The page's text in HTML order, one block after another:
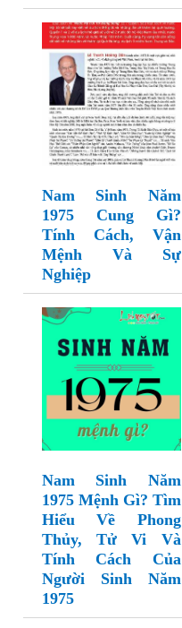
Nam Sinh Năm
1975 Cung Gì?
Tính Cách, Vận
Mệnh Và Sự
Nghiệp
Nam Sinh Năm
1975 Mệnh Gì? Tìm
Hiểu Về Phong
Thủy, Tử Vi Và
Tính Cách Của
Người Sinh Năm
1975